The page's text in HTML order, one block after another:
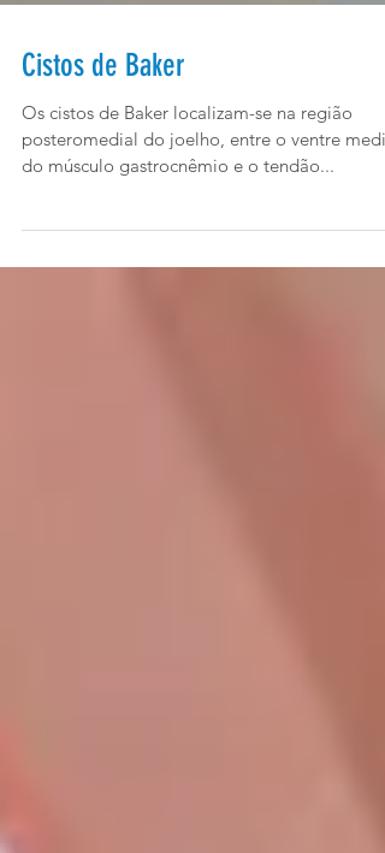
Cistos de Baker
Os cistos de Baker localizam-se na região
posteromedial do joelho, entre o ventre